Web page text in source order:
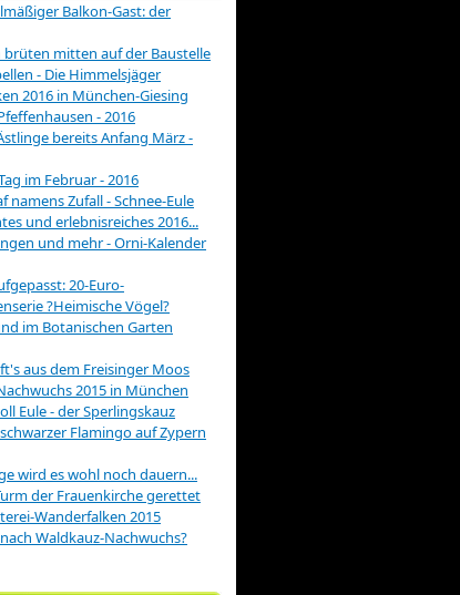
Balkon-Gast: der
brüten mitten auf der Baustelle
- Die Himmelsjäger
2016 in München-Giesing
- 2016
bereits Anfang März -
im Februar - 2016
namens Zufall - Schnee-Eule
und erlebnisreiches 2016...
und mehr - Orni-Kalender
20-Euro-
?Heimische Vögel?
im Botanischen Garten
aus dem Freisinger Moos
2015 in München
Eule - der Sperlingskauz
Flamingo auf Zypern
wird es wohl noch dauern...
der Frauenkirche gerettet
Wanderfalken 2015
Waldkauz-Nachwuchs?